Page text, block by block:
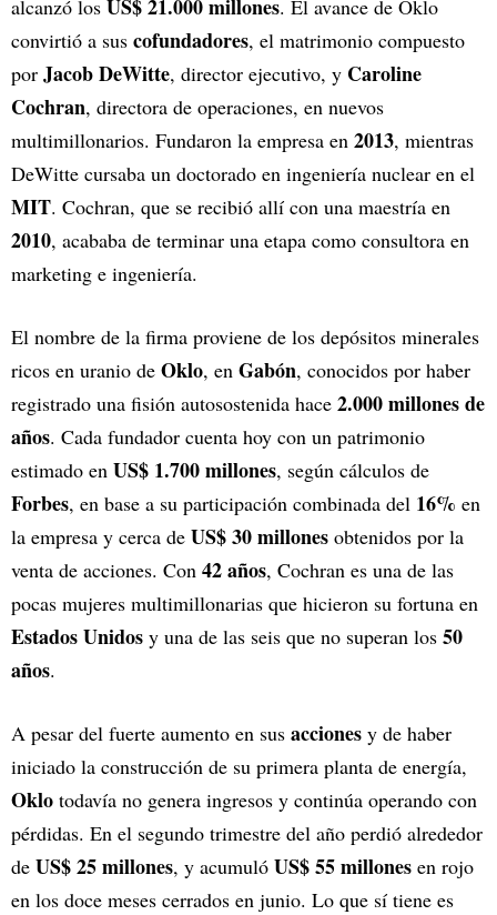
alcanzó los US$ 21.000 millones. El avance de Oklo
convirtió a sus cofundadores, el matrimonio compuesto
por Jacob DeWitte, director ejecutivo, y Caroline
Cochran, directora de operaciones, en nuevos
multimillonarios. Fundaron la empresa en 2013, mientras
DeWitte cursaba un doctorado en ingeniería nuclear en el
MIT. Cochran, que se recibió allí con una maestría en
2010, acababa de terminar una etapa como consultora en
marketing e ingeniería.
El nombre de la firma proviene de los depósitos minerales
ricos en uranio de Oklo, en Gabón, conocidos por haber
registrado una fisión autosostenida hace 2.000 millones de
años. Cada fundador cuenta hoy con un patrimonio
estimado en US$ 1.700 millones, según cálculos de
Forbes, en base a su participación combinada del 16% en
la empresa y cerca de US$ 30 millones obtenidos por la
venta de acciones. Con 42 años, Cochran es una de las
pocas mujeres multimillonarias que hicieron su fortuna en
Estados Unidos y una de las seis que no superan los 50
años.
A pesar del fuerte aumento en sus acciones y de haber
iniciado la construcción de su primera planta de energía,
Oklo todavía no genera ingresos y continúa operando con
pérdidas. En el segundo trimestre del año perdió alrededor
de US$ 25 millones, y acumuló US$ 55 millones en rojo
en los doce meses cerrados en junio. Lo que sí tiene es